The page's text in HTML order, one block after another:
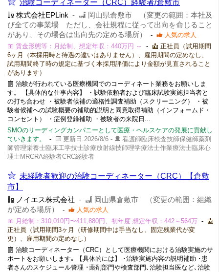
治験コーディネーター（CRC）経験者/倉敷市
株式会社EPLink -
岡山県倉敷市 （変更の範囲：本社及
び全ての事業場 ただし、会社規程に従って出向を命じること
があり、その場合は出向先の定める場所）
-
人気の求人
賃金形態等：月給制、想定年収：440万円 ～
-
正社員（試用期間
6ヶ月（本採用時と待遇の違いはありません）、雇用期間の定めなし、
試用期間終了時の規定に基づく本採用評価により金額が見直されること
があります）
治験が行われている医療機関でのコーディネート業務をお願いしま
す。 【具体的な仕事内容】 ・試験依頼者および臨床試験実施担当者と
の打ち合わせ ・被験者候補の適格性調査補助（スクリーニング） ・被
験者候補への試験概要の補助的説明と同意取得補助（インフォームド・
コンセント） ・症例登録補助 ・被験者の来院日...
SMOのリーディングカンパニーとして医療・ヘルスケアの発展に貢献し
ていきます。
- 更新日:2026/8/6 -
看護師臨床検査技師保健師薬剤
師管理栄養士臨床工学技士診療放射線技師理学療法士作業療法士臨床心
理士MRCRA経験者CRC経験者
未経験者歓迎の治験コーディネーター（CRC）【倉敷
市】
ノイエス株式会社 -
岡山県倉敷市 （変更の範囲：組織
が定める場所）
-
人気の求人
月給制：310,010円〜411,880円、初年度 想定年収：442～564万 -
正社員（試用期間3ヶ月（研修期間中は手当なし、固定残業代が変
更）、雇用期間の定めなし）
治験コーディネーター（CRC）として医療機関における治験実施のサ
ポートをお願いします｡ 【具体的には】 ･治験実施内容の説明補助 ･患
者さんのスケジュール管理 ･薬剤部門や検査部門､治験担当医など､治験